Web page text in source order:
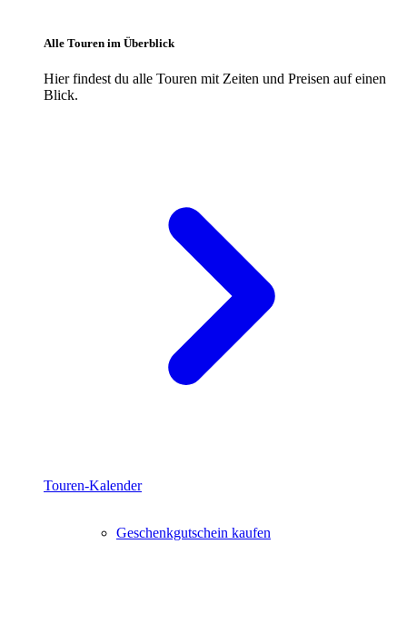
Alle Touren im Überblick
Hier findest du alle Touren mit Zeiten und Preisen auf einen
Blick.
Touren-Kalender
Geschenkgutschein kaufen